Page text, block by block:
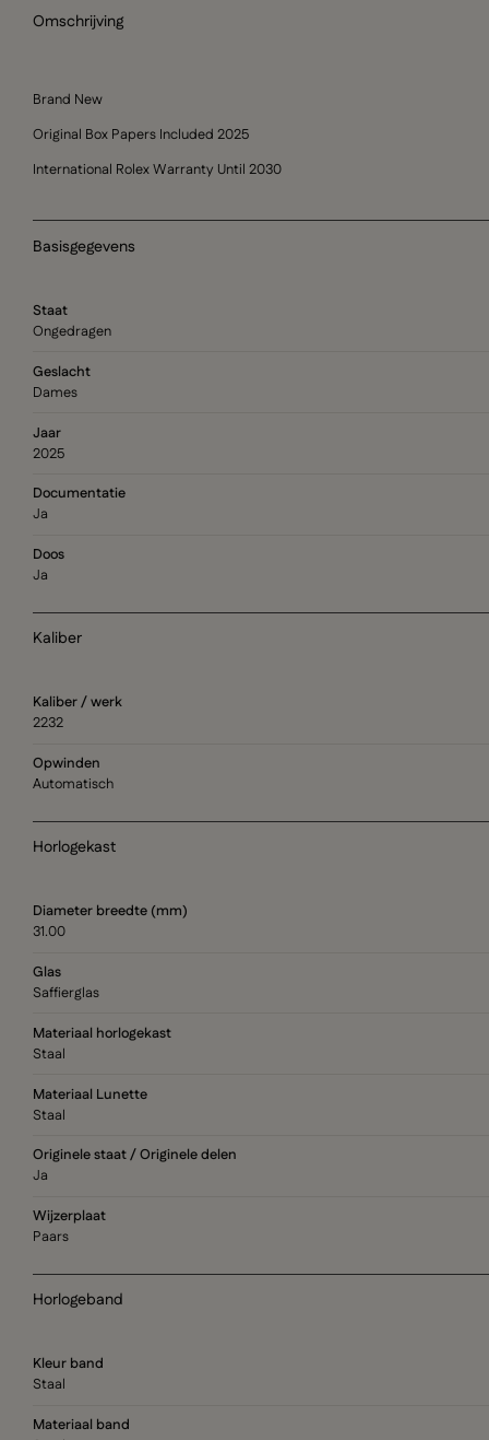
Omschrijving
Brand New
Original Box Papers Included 2025
International Rolex Warranty Until 2030
Basisgegevens
Staat
Ongedragen
Geslacht
Dames
Jaar
2025
Documentatie
Ja
Doos
Ja
Kaliber
Kaliber / werk
2232
Opwinden
Automatisch
Horlogekast
Diameter breedte (mm)
31.00
Glas
Saffierglas
Materiaal horlogekast
Staal
Materiaal Lunette
Staal
Originele staat / Originele delen
Ja
Wijzerplaat
Paars
Horlogeband
Kleur band
Staal
Materiaal band